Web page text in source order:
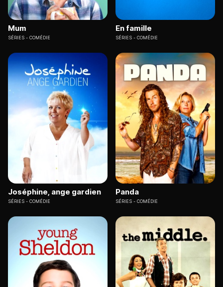
Mum
SÉRIES COMÉDIE
En famille
SÉRIES COMÉDIE
Joséphine, ange gardien
SÉRIES COMÉDIE
Panda
SÉRIES COMÉDIE